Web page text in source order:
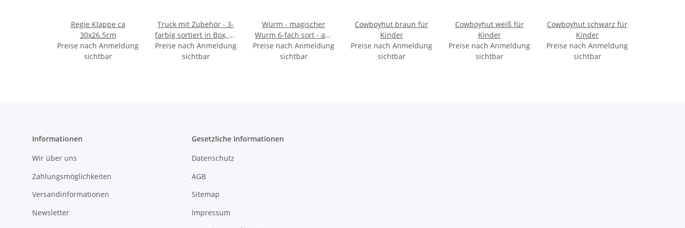
Regie Klappe ca
30x26.5cm
Preise nach Anmeldung
sichtbar
Truck mit Zubehör - 3-
farbig sortiert in Box, ca
20 cm
Preise nach Anmeldung
sichtbar
Wurm - magischer
Wurm 6-fach sort - auf
Karte ca 17x11,5cm
Preise nach Anmeldung
sichtbar
Cowboyhut braun für
Kinder
Preise nach Anmeldung
sichtbar
Cowboyhut weiß für
Kinder
Preise nach Anmeldung
sichtbar
Cowboyhut schwarz für
Kinder
Preise nach Anmeldung
sichtbar
Informationen
Wir über uns
Zahlungsmöglichkeiten
Versandinformationen
Newsletter
Gesetzliche Informationen
Datenschutz
AGB
Sitemap
Impressum